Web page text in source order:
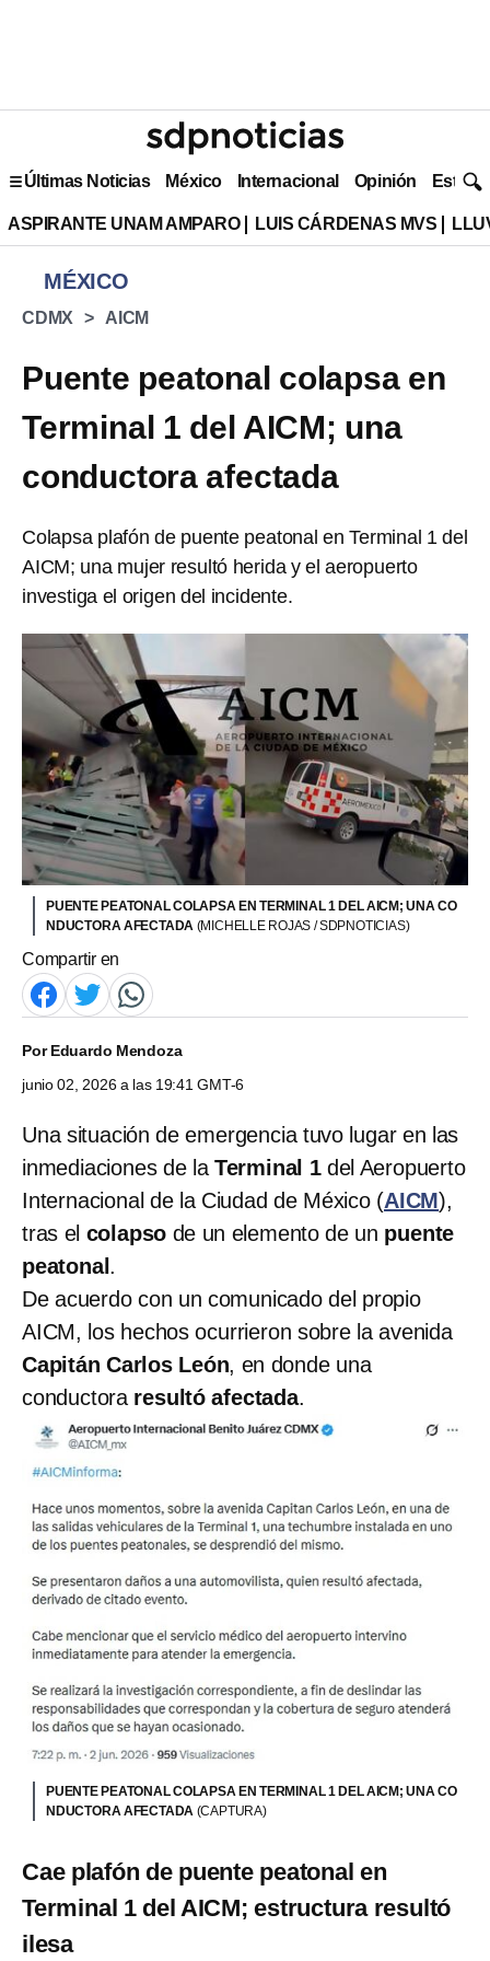
Últimas Noticias México Internacional Opinión Estilo
ASPIRANTE UNAM AMPARO LUIS CÁRDENAS MVS
MÉXICO
CDMX AICM
Puente peatonal colapsa en
Terminal 1 del AICM; una
conductora afectada
Colapsa plafón de puente peatonal en Terminal 1 del
AICM; una mujer resultó herida y el aeropuerto
investiga el origen del incidente.
PUENTE PEATONAL COLAPSA EN TERMINAL 1 DEL AICM; UNA CO
NDUCTORA AFECTADA (MICHELLE ROJAS / SDPNOTICIAS)
Compartir en
PorEduardo Mendoza
junio 02, 2026 a las 19:41 GMT-6
Una situación de emergencia tuvo lugar en las
inmediaciones de la Terminal 1del Aeropuerto
Internacional de la Ciudad de México (AICM),
tras el colapso de un elemento de un puente
peatonal .
De acuerdo con un comunicado del propio
AICM, los hechos ocurrieron sobre la avenida
Capitán Carlos León, en donde una
conductora resultó afectada.
PUENTE PEATONAL COLAPSA EN TERMINAL 1 DEL AICM; UNA CO
NDUCTORA AFECTADA (CAPTURA)
Cae plafón de puente peatonal en
Terminal 1 del AICM; estructura resultó
ilesa